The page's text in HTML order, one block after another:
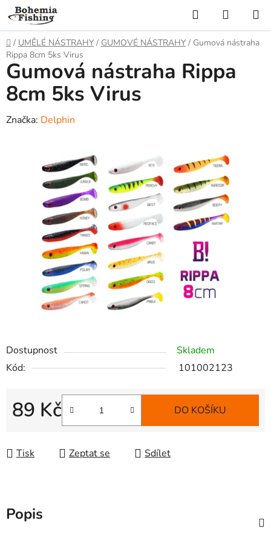
Přejít
na
obsah
Hledat
KOŠÍK
Domů
/ UMĚLÉ NÁSTRAHY / GUMOVÉ NÁSTRAHY / Gumová nástraha
Rippa 8cm 5ks Virus
Dostupnost
Skladem
Kód:
101002123
89 Kč
Měrná cena:
DO KOŠÍKU
Tisk Zeptat se Sdílet
Gumová nástraha Rippa
8cm 5ks Virus
Značka: Delphin
Popis